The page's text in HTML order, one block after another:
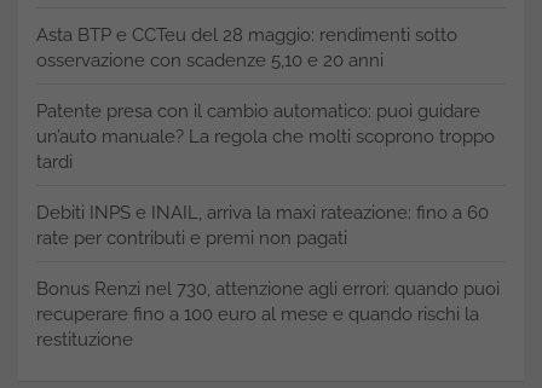
Asta BTP e CCTeu del 28 maggio: rendimenti sotto
osservazione con scadenze 5,10 e 20 anni
Patente presa con il cambio automatico: puoi guidare
un’auto manuale? La regola che molti scoprono troppo
tardi
Debiti INPS e INAIL, arriva la maxi rateazione: fino a 60
rate per contributi e premi non pagati
Bonus Renzi nel 730, attenzione agli errori: quando puoi
recuperare fino a 100 euro al mese e quando rischi la
restituzione